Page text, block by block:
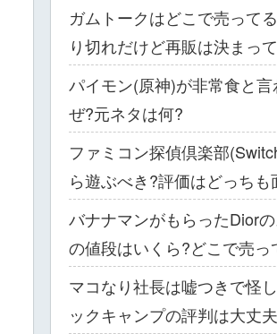
ガムトークはどこで売って
り切れだけど再販は決まっ
パイモン(原神)が非常食と
ぜ?元ネタは何?
ファミコン探偵倶楽部
ら遊ぶべき?評価はどっちも
バナナマンがもらったDior
の値段はいくら?どこで売っ
マコなり社長は嘘つきで怪
ックキャンプの評判は大丈